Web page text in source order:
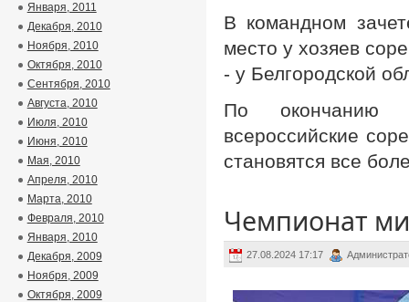
В командном
место у хозяев
- у Белгородской
По окончанию
всероссийские
становятся все
Чемпионат
27.08.2024 17:17
Января, 2011
Декабря, 2010
Ноября, 2010
Октября, 2010
Сентября, 2010
Августа, 2010
Июля, 2010
Июня, 2010
Мая, 2010
Апреля, 2010
Марта, 2010
Февраля, 2010
Января, 2010
Декабря, 2009
Ноября, 2009
Октября, 2009